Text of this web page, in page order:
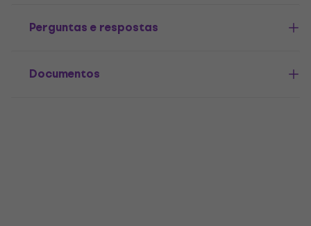
Perguntas e respostas
Documentos